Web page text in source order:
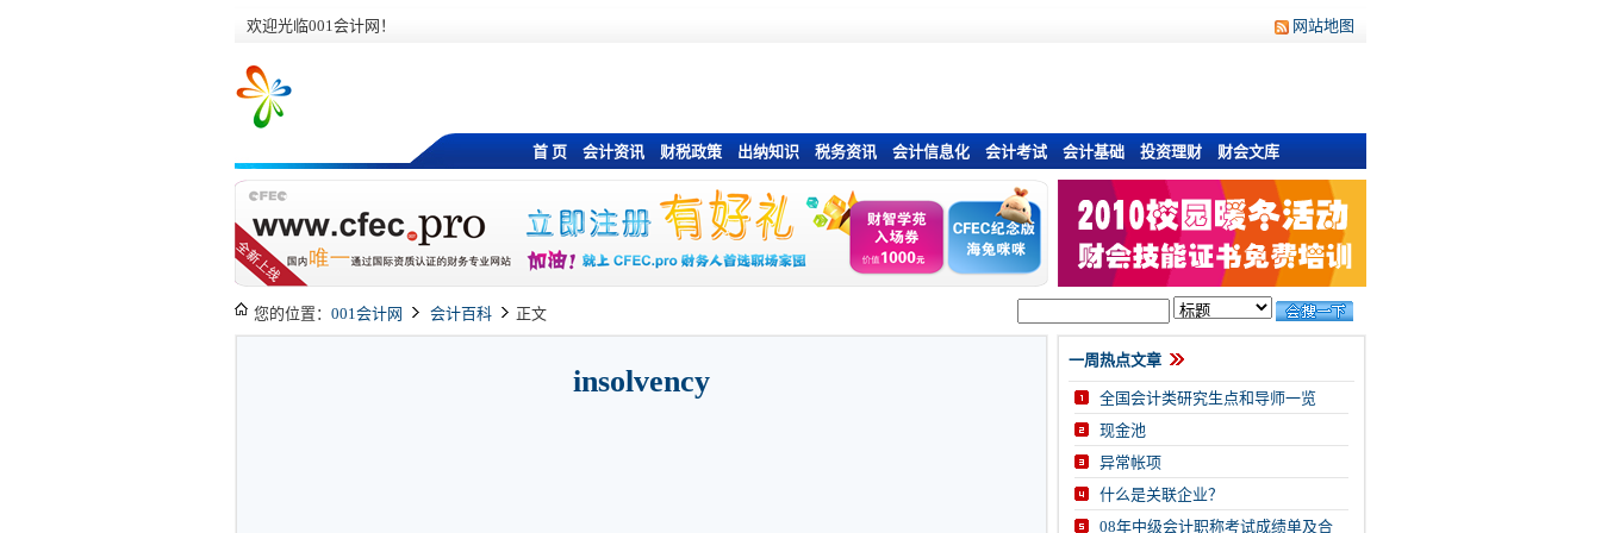
欢迎光临001会计网！ 网站地图
首 页 会计资讯 财税政策 出纳知识 税务资讯 会计信息化 会计考试 会计基础 投资理财 财会文库
您的位置： 001会计网 会计百科 正文
insolvency
一周热点文章
全国会计类研究生点和导师一览
现金池
异常帐项
什么是关联企业？
08年中级会计职称考试成绩单及合